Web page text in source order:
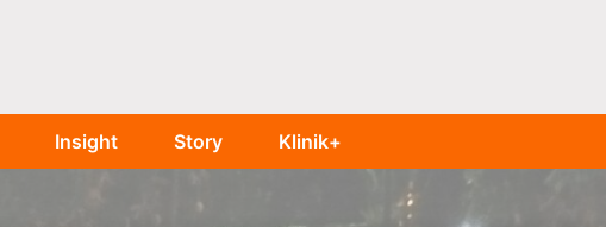
Insight Story Klinik+